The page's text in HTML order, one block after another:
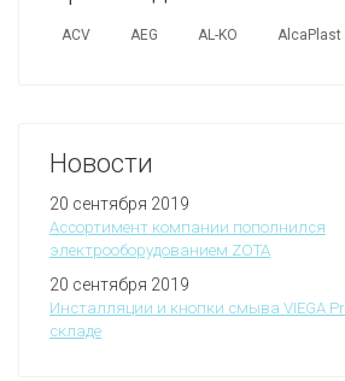
ACV AEG AL-KO AlcaPlast
Новости
20 сентября 2019
Ассортимент компании пополнился
электрооборудованием ZOTA
20 сентября 2019
Инсталляции и кнопки смыва VIEGA
складе